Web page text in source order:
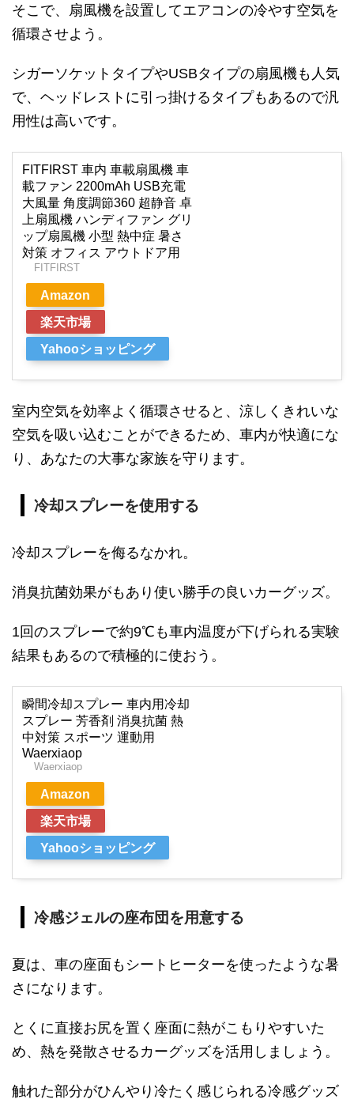
そこで、扇風機を設置してエアコンの冷やす空気を
循環させよう。
シガーソケットタイプやUSBタイプの扇風機も人気
で、ヘッドレストに引っ掛けるタイプもあるので汎
用性は高いです。
FITFIRST 車内 車載扇風機 車
載ファン 2200mAh USB充電
大風量 角度調節360 超静音 卓
上扇風機 ハンディファン グリ
ップ扇風機 小型 熱中症 暑さ
対策 オフィス アウトドア用
FITFIRST
Amazon
楽天市場
Yahooショッピング
室内空気を効率よく循環させると、涼しくきれいな
空気を吸い込むことができるため、車内が快適にな
り、あなたの大事な家族を守ります。
冷却スプレーを使用する
冷却スプレーを侮るなかれ。
消臭抗菌効果がもあり使い勝手の良いカーグッズ。
1回のスプレーで約9℃も車内温度が下げられる実験
結果もあるので積極的に使おう。
瞬間冷却スプレー 車内用冷却
スプレー 芳香剤 消臭抗菌 熱
中対策 スポーツ 運動用
Waerxiaop
Waerxiaop
Amazon
楽天市場
Yahooショッピング
冷感ジェルの座布団を用意する
夏は、車の座面もシートヒーターを使ったような暑
さになります。
とくに直接お尻を置く座面に熱がこもりやすいた
め、熱を発散させるカーグッズを活用しましょう。
触れた部分がひんやり冷たく感じられる冷感グッズ